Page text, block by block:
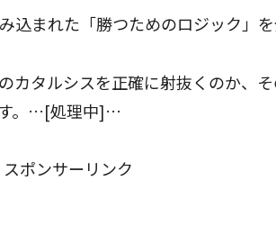
込まれた「勝つためのロジック」
カタルシスを正確に射抜くのか、
す。…[処理中]…
スポンサーリンク